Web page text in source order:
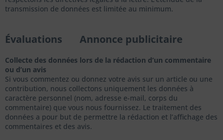
transmission de données est limitée au minimum.
Évaluations Annonce publicitaire
Collecte des données lors de la rédaction d’un commentaire
ou d’un avis
Si vous commentez ou donnez votre avis sur un article ou une
contribution, nous collectons uniquement les données à
caractère personnel (nom, adresse e-mail, corps du
commentaire) que vous nous fournissez. Le traitement des
données a pour but de permettre la rédaction et l’affichage des
commentaires et des avis.